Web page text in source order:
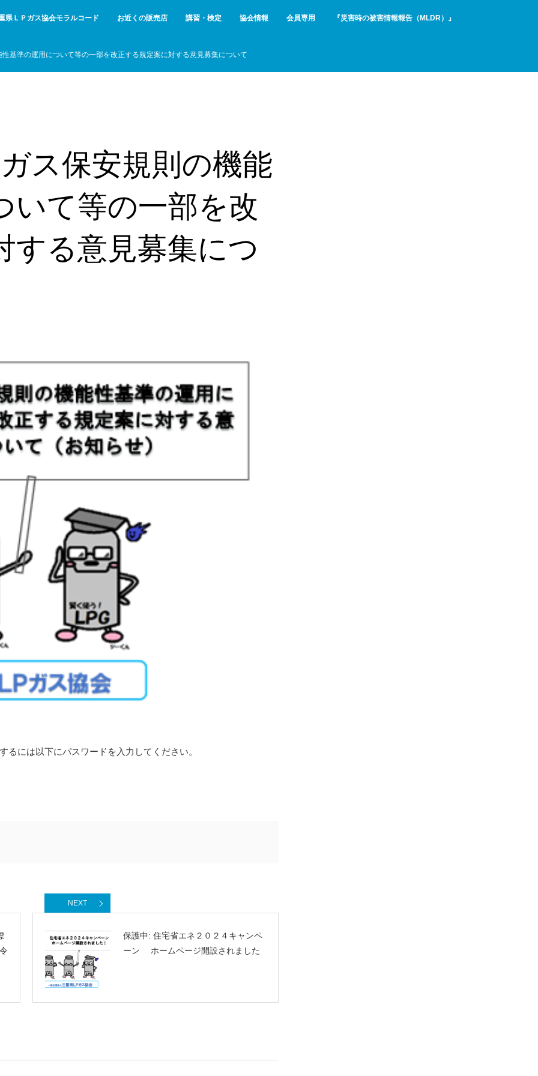
県ＬＰガス協会モラルコード お近くの販売店 講習・検定 協会情報 会員専用 『災害時の被害情報報告（MLDR）』
基準の運用について等の一部を改正する規定案に対する意見募集について
ス保安規則の機能
いて等の一部を改
する意見募集につ
には以下にパスワードを入力してください。
NEXT
保護中: 住宅省エネ２０２４キャンペ
ーン ホームページ開設されました